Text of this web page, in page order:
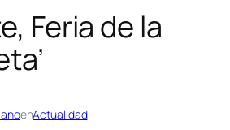
Feria de la
enActualidad